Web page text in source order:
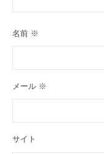
名前 ※
メール ※
サイト